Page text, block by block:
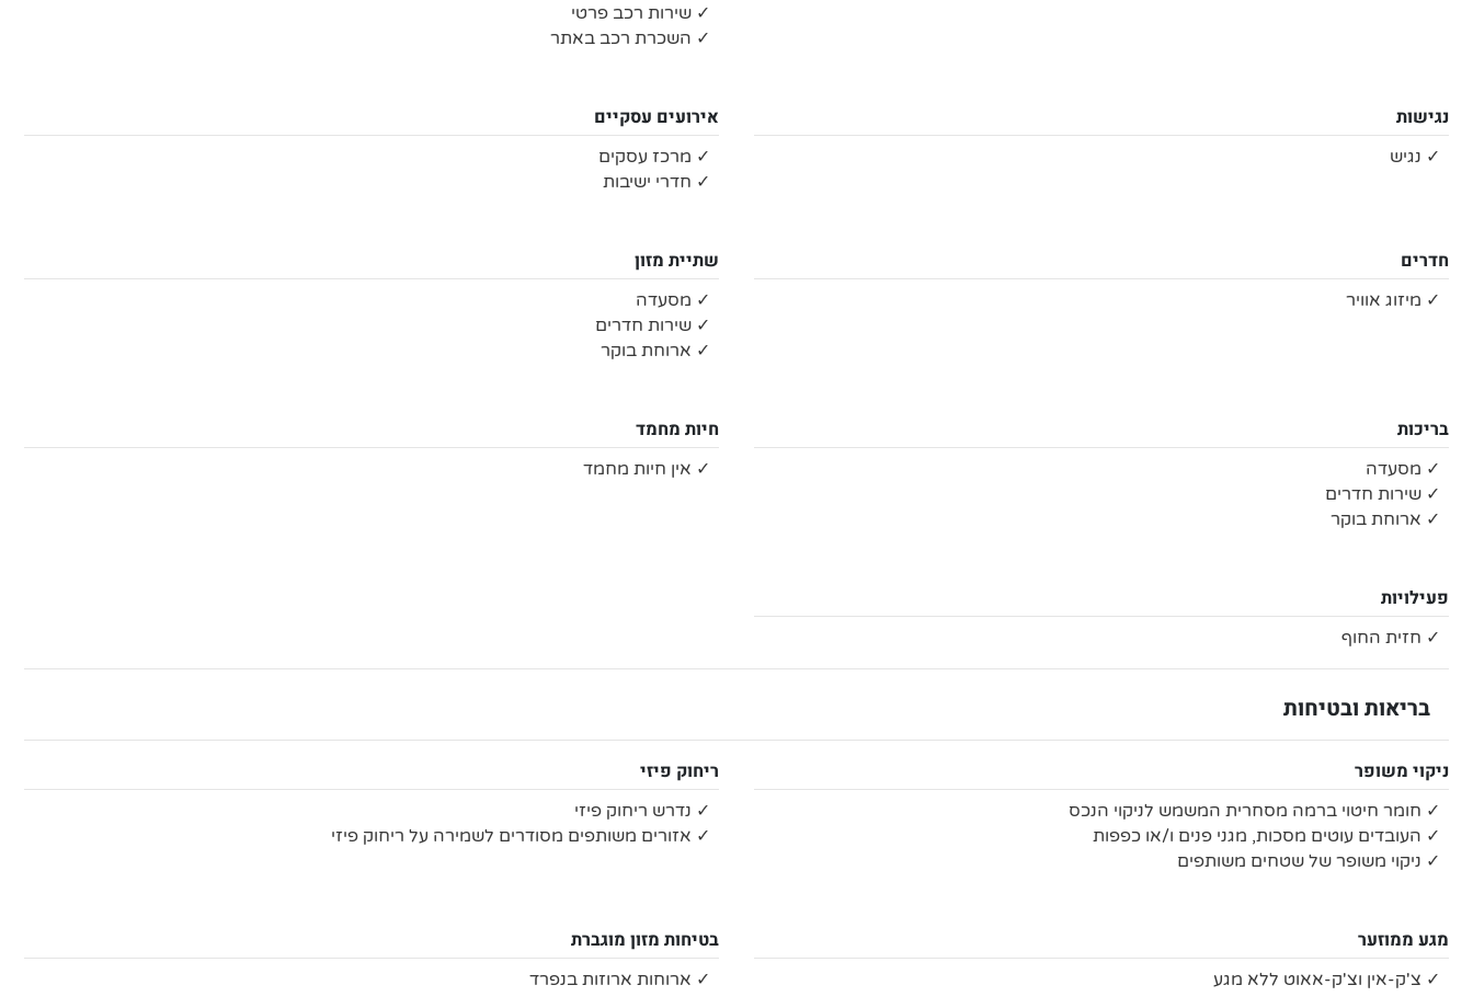
✓ שירות רכב פרטי
✓ השכרת רכב באתר
נגישות
✓ נגיש
אירועים עסקיים
✓ מרכז עסקים
✓ חדרי ישיבות
חדרים
✓ מיזוג אוויר
שתיית מזון
✓ מסעדה
✓ שירות חדרים
✓ ארוחת בוקר
בריכות
✓ מסעדה
✓ שירות חדרים
✓ ארוחת בוקר
חיות מחמד
✓ אין חיות מחמד
פעילויות
✓ חזית החוף
בריאות ובטיחות
ניקוי משופר
✓ חומר חיטוי ברמה מסחרית המשמש לניקוי הנכס
✓ העובדים עוטים מסכות, מגני פנים ו/או כפפות
✓ ניקוי משופר של שטחים משותפים
ריחוק פיזי
✓ נדרש ריחוק פיזי
✓ אזורים משותפים מסודרים לשמירה על ריחוק פיזי
מגע ממוזער
✓ צ'ק-אין וצ'ק-אאוט ללא מגע
בטיחות מזון מוגברת
✓ ארוחות ארוזות בנפרד